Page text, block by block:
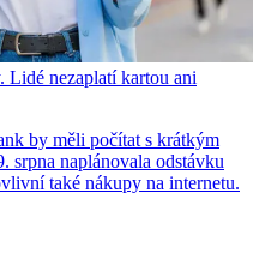
Lidé nezaplatí kartou ani
by měli počítat s krátkým
srpna naplánovala odstávku
také nákupy na internetu.